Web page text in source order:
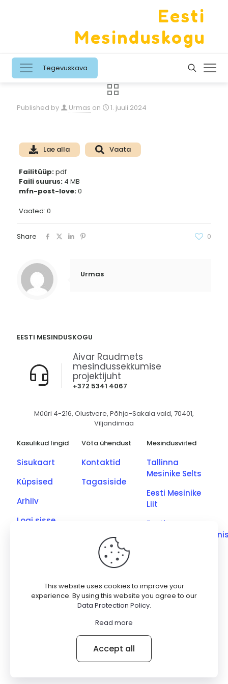
Eesti
Mesinduskogu
Tegevuskava
Published by Urmas on 1. juuli 2024
Vaated: 0
Lae alla Vaata
Failitüüp:pdf
Faili suurus:4 MB
mfn-post-love:0
Share 0
Urmas
EESTI MESINDUSKOGU
+372 5341 4067
Aivar Raudmets
mesindussekkumise
projektijuht
Müüri 4-216, Olustvere, Põhja-Sakala vald, 70401,
Viljandimaa
Kasulikud lingid
Sisukaart
Küpsised
Arhiiv
Logi sisse
Võta ühendust
Kontaktid
Tagasiside
Mesindusviited
Tallinna
Mesinike Selts
Eesti Mesinike
Liit
Eesti
Saaremaa
Meetootjate
Ühing
Powered byWordPress
This website uses cookies to improve your
experience. By using this website you agree to our
Data Protection Policy.
Read more
Accept all